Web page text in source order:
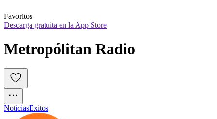
Favoritos
Descarga gratuita en la App Store
Metropólitan Radio
NoticiasÉxitos